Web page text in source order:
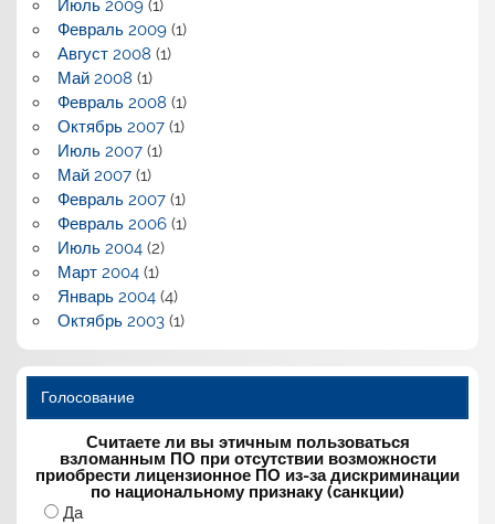
Июль 2009(1)
Февраль 2009(1)
Август 2008 (1)
Май 2008 (1)
Февраль 2008 (1)
Октябрь 2007(1)
Июль 2007(1)
Май 2007(1)
Февраль 2007(1)
Февраль 2006(1)
Июль 2004(2)
Март 2004(1)
Январь 2004(4)
Октябрь 2003(1)
Голосование
Считаете ли вы этичным пользоваться
взломанным ПО при отсутствии возможности
приобрести лицензионное ПО из-за дискриминации
по национальному признаку (санкции)
Да